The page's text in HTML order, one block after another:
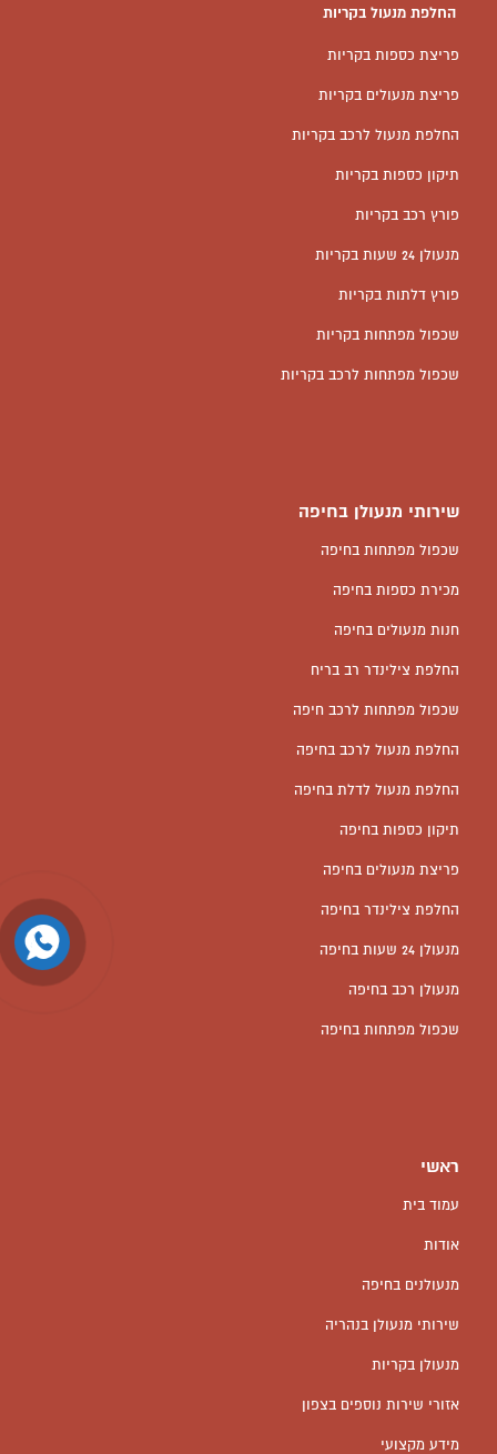
החלפת מנעול בקריות
פריצת כספות בקריות
פריצת מנעולים בקריות
החלפת מנעול לרכב בקריות
תיקון כספות בקריות
פורץ רכב בקריות
מנעולן 24 שעות בקריות
פורץ דלתות בקריות
שכפול מפתחות בקריות
שכפול מפתחות לרכב בקריות
שירותי מנעולן בחיפה
שכפול מפתחות בחיפה
מכירת כספות בחיפה
חנות מנעולים בחיפה
החלפת צילינדר רב בריח
שכפול מפתחות לרכב חיפה
החלפת מנעול לרכב בחיפה
החלפת מנעול לדלת בחיפה
תיקון כספות בחיפה
פריצת מנעולים בחיפה
החלפת צילינדר בחיפה
מנעולן 24 שעות בחיפה
מנעולן רכב בחיפה
שכפול מפתחות בחיפה
ראשי
עמוד בית
אודות
מנעולנים בחיפה
שירותי מנעולן בנהריה
מנעולן בקריות
אזורי שירות נוספים בצפון
מידע מקצועי